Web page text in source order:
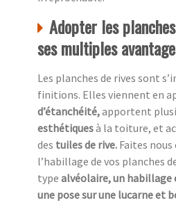
Adopter les
ses multiples
Les planches de rives sont
finitions. Elles viennent en
d’étanchéité,apportent
esthétiquesà la toiture, et
des tuiles de rive. Faites
l’habillage de vos planches
type alvéolaire, un habillage
une pose sur une lucarne et